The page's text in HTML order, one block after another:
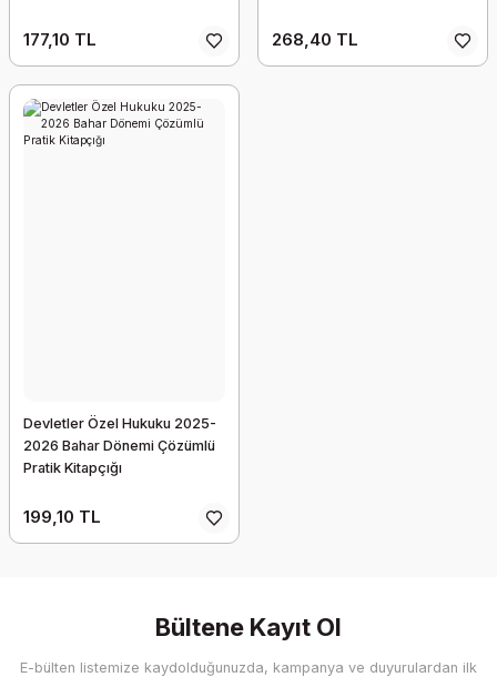
177,10 TL 268,40 TL
Devletler Özel Hukuku 2025-
2026 Bahar Dönemi Çözümlü
Pratik Kitapçığı
199,10 TL
Bültene Kayıt Ol
E-bülten listemize kaydolduğunuzda, kampanya ve duyurulardan ilk